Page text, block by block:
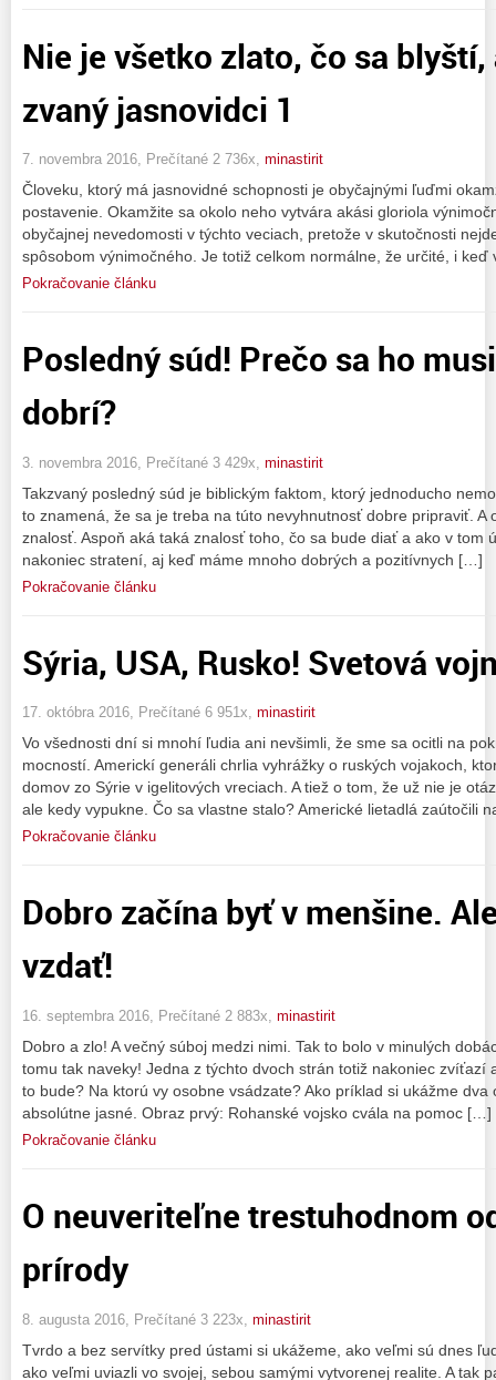
Nie je všetko zlato, čo sa
zvaný jasnovidci 1
7. novembra 2016, Prečítané 2 736x, minastirit
Človeku, ktorý má jasnovidné schopnosti je obyčajnými ľuďmi
postavenie. Okamžite sa okolo neho vytvára akási gloriola
obyčajnej nevedomosti v týchto veciach, pretože v skutočnosti
spôsobom výnimočného. Je totiž celkom normálne, že určité, i
Pokračovanie článku
Posledný súd! Prečo sa ho
dobrí?
3. novembra 2016, Prečítané 3 429x, minastirit
Takzvaný posledný súd je biblickým faktom, ktorý jednoducho
to znamená, že sa je treba na túto nevyhnutnosť dobre pripraviť. A
znalosť. Aspoň aká taká znalosť toho, čo sa bude diať a ako v tom
nakoniec stratení, aj keď máme mnoho dobrých a pozitívnych […]
Pokračovanie článku
Sýria, USA, Rusko! Svetová
17. októbra 2016, Prečítané 6 951x, minastirit
Vo všednosti dní si mnohí ľudia ani nevšimli, že sme sa ocitli na
mocností. Americkí generáli chrlia vyhrážky o ruských vojakoch,
domov zo Sýrie v igelitových vreciach. A tiež o tom, že už nie je
ale kedy vypukne. Čo sa vlastne stalo? Americké lietadlá zaútočili
Pokračovanie článku
Dobro začína byť v menšine.
vzdať!
16. septembra 2016, Prečítané 2 883x, minastirit
Dobro a zlo! A večný súboj medzi nimi. Tak to bolo v minulých
tomu tak naveky! Jedna z týchto dvoch strán totiž nakoniec zvíťazí
to bude? Na ktorú vy osobne vsádzate? Ako príklad si ukážme
absolútne jasné. Obraz prvý: Rohanské vojsko cvála na pomoc […]
Pokračovanie článku
O neuveriteľne trestuhodnom
prírody
8. augusta 2016, Prečítané 3 223x, minastirit
Tvrdo a bez servítky pred ústami si ukážeme, ako veľmi sú dnes
ako veľmi uviazli vo svojej, sebou samými vytvorenej realite. A tak